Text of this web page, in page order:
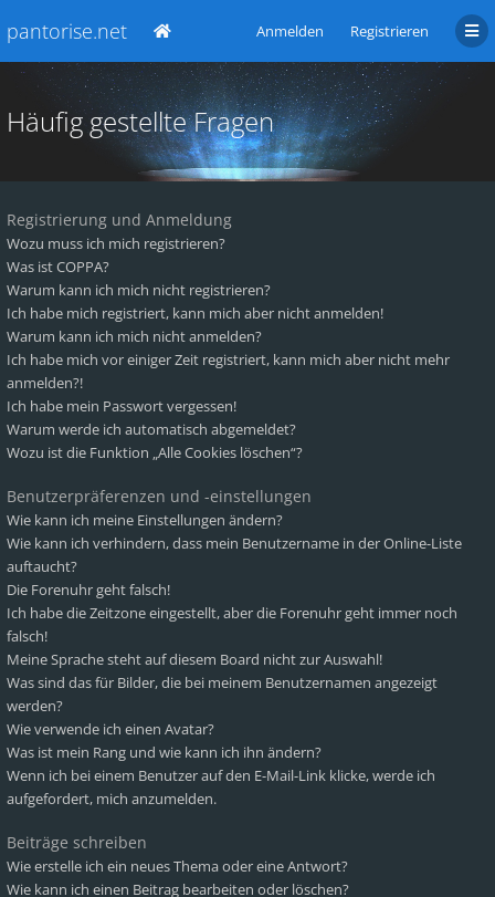
pantorise.net Anmelden Registrieren
Häufig gestellte Fragen
Registrierung und Anmeldung
Wozu muss ich mich registrieren?
Was ist COPPA?
Warum kann ich mich nicht registrieren?
Ich habe mich registriert, kann mich aber nicht anmelden!
Warum kann ich mich nicht anmelden?
Ich habe mich vor einiger Zeit registriert, kann mich aber nicht mehr
anmelden?!
Ich habe mein Passwort vergessen!
Warum werde ich automatisch abgemeldet?
Wozu ist die Funktion „Alle Cookies löschen“?
Benutzerpräferenzen und -einstellungen
Wie kann ich meine Einstellungen ändern?
Wie kann ich verhindern, dass mein Benutzername in der Online-Liste
auftaucht?
Die Forenuhr geht falsch!
Ich habe die Zeitzone eingestellt, aber die Forenuhr geht immer noch
falsch!
Meine Sprache steht auf diesem Board nicht zur Auswahl!
Was sind das für Bilder, die bei meinem Benutzernamen angezeigt
werden?
Wie verwende ich einen Avatar?
Was ist mein Rang und wie kann ich ihn ändern?
Wenn ich bei einem Benutzer auf den E-Mail-Link klicke, werde ich
aufgefordert, mich anzumelden.
Beiträge schreiben
Wie erstelle ich ein neues Thema oder eine Antwort?
Wie kann ich einen Beitrag bearbeiten oder löschen?